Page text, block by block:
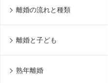
離婚の流れと種類
離婚と子ども
熟年離婚